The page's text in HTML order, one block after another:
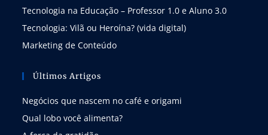
Tecnologia na Educação – Professor 1.0 e Aluno 3.0
Tecnologia: Vilã ou Heroína? (vida digital)
Marketing de Conteúdo
Últimos Artigos
Negócios que nascem no café e origami
Qual lobo você alimenta?